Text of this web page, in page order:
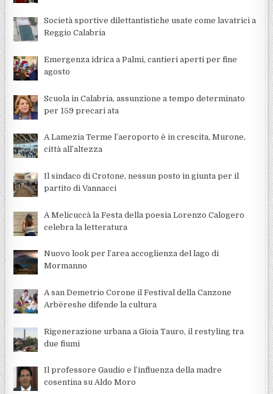
Società sportive dilettantistiche usate come lavatrici a
Reggio Calabria
Emergenza idrica a Palmi, cantieri aperti per fine
agosto
Scuola in Calabria, assunzione a tempo determinato
per 159 precari ata
A Lamezia Terme l’aeroporto è in crescita, Murone,
città all’altezza
Il sindaco di Crotone, nessun posto in giunta per il
partito di Vannacci
A Melicuccà la Festa della poesia Lorenzo Calogero
celebra la letteratura
Nuovo look per l’area accoglienza del lago di
Mormanno
A san Demetrio Corone il Festival della Canzone
Arbëreshe difende la cultura
Rigenerazione urbana a Gioia Tauro, il restyling tra
due fiumi
Il professore Gaudio e l’influenza della madre
cosentina su Aldo Moro